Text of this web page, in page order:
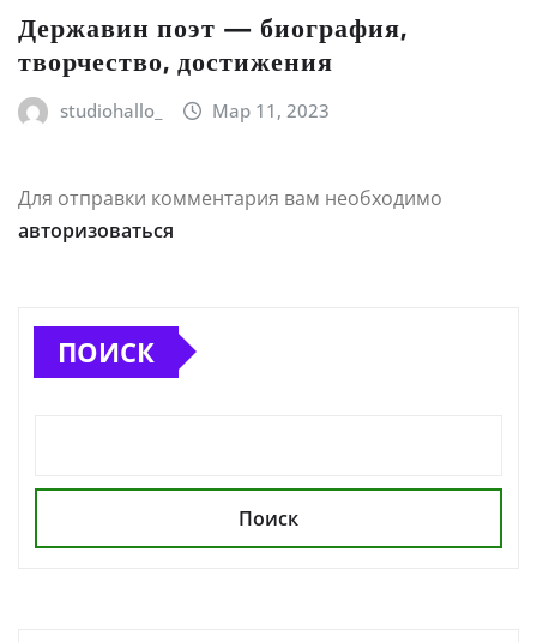
Державин поэт — биография,
творчество, достижения
studiohallo_ Мар 11, 2023
Для отправки комментария вам необходимо
авторизоваться
ПОИСК
Поиск